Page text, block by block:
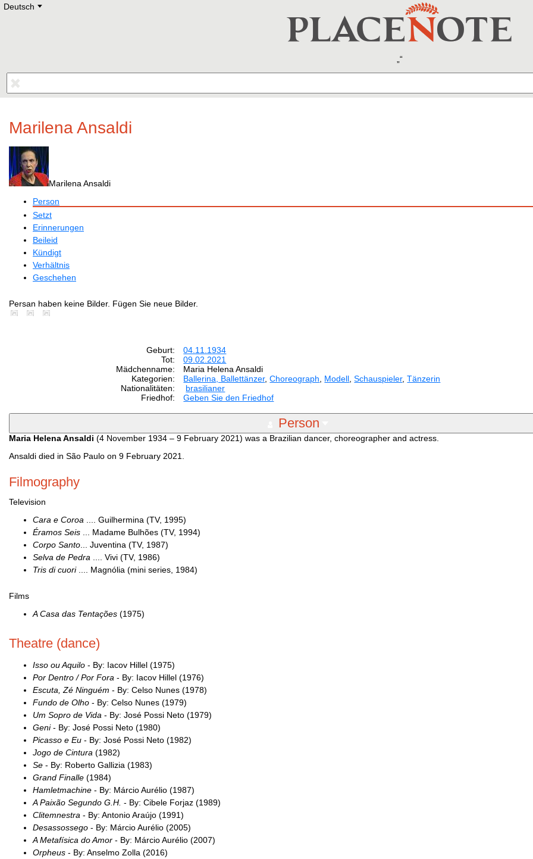
Deutsch E
Deutsch
Polski
Hebrew
Marilena Ansaldi
Marilena Ansaldi
Person
Setzt
Erinnerungen
Beileid
Kündigt
Verhältnis
Geschehen
Persan haben keine Bilder. Fügen Sie neue Bilder.
Geburt:
04.11.1934
Tot:
09.02.2021
Mädchenname:
Maria Helena Ansaldi
Kategorien:
Ballerina, Ballettänzer,Choreograph Modell ,Schauspieler,Tänzerin
Nationalitäten:
brasilianer
Friedhof:
Geben Sie den Friedhof
Person
Maria Helena Ansaldi (4 November 1934 – 9 February 2021) was a Brazilian dancer, choreographer and actress.
Ansaldi died in São Paulo on 9 February 2021.
Filmography
Television
Cara e Coroa .... Guilhermina (TV, 1995)
Éramos Seis ... Madame Bulhões (TV, 1994)
Corpo Santo ... Juventina (TV, 1987)
Selva de Pedra .... Vivi (TV, 1986)
Tris di cuori.... Magnólia (mini series, 1984)
Films
A Casa das Tentações (1975)
Theatre (dance)
Isso ou Aquilo - By: Iacov Hillel (1975)
Por Dentro / Por Fora - By: Iacov Hillel (1976)
Escuta, Zé Ninguém - By: Celso Nunes (1978)
Fundo de Olho - By: Celso Nunes (1979)
Um Sopro de Vida - By: José Possi Neto (1979)
Geni- By: José Possi Neto (1980)
Picasso e Eu - By: José Possi Neto (1982)
Jogo de Cintura (1982)
Se - By: Roberto Gallizia (1983)
Grand Finalle (1984)
Hamletmachine - By: Márcio Aurélio (1987)
A Paixão Segundo G.H. - By: Cibele Forjaz (1989)
Clitemnestra - By: Antonio Araújo (1991)
Desassossego - By: Márcio Aurélio (2005)
A Metafísica do Amor - By: Márcio Aurélio (2007)
Orpheus - By: Anselmo Zolla (2016)